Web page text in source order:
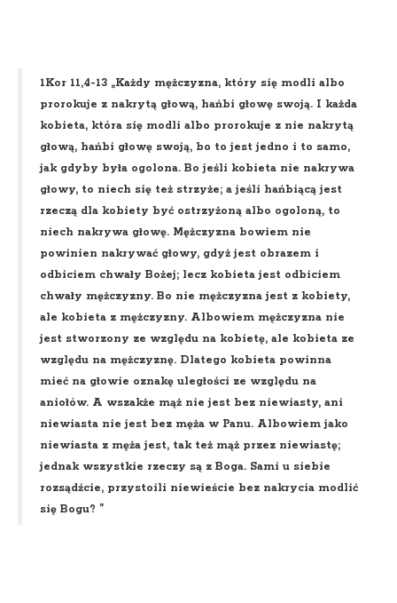
1Kor 11,4-13 „Każdy mężczyzna, który się modli albo
prorokuje z nakrytą głową, hańbi głowę swoją. I każda
kobieta, która się modli albo prorokuje z nie nakrytą
głową, hańbi głowę swoją, bo to jest jedno i to samo,
jak gdyby była ogolona. Bo jeśli kobieta nie nakrywa
głowy, to niech się też strzyże; a jeśli hańbiącą jest
rzeczą dla kobiety być ostrzyżoną albo ogoloną, to
niech nakrywa głowę. Mężczyzna bowiem nie
powinien nakrywać głowy, gdyż jest obrazem i
odbiciem chwały Bożej; lecz kobieta jest odbiciem
chwały mężczyzny. Bo nie mężczyzna jest z kobiety,
ale kobieta z mężczyzny. Albowiem mężczyzna nie
jest stworzony ze względu na kobietę, ale kobieta ze
względu na mężczyznę. Dlatego kobieta powinna
mieć na głowie oznakę uległości ze względu na
aniołów. A wszakże mąż nie jest bez niewiasty, ani
niewiasta nie jest bez męża w Panu. Albowiem jako
niewiasta z męża jest, tak też mąż przez niewiastę;
jednak wszystkie rzeczy są z Boga. Sami u siebie
rozsądźcie, przystoili niewieście bez nakrycia modlić
się Bogu? ”